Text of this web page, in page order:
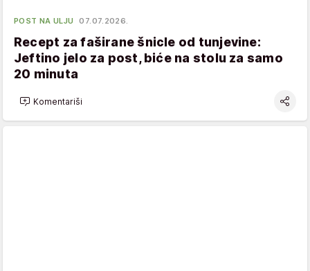
POST NA ULJU 07.07.2026.
Recept za faširane šnicle od tunjevine:
Jeftino jelo za post, biće na stolu za samo
20 minuta
Komentariši